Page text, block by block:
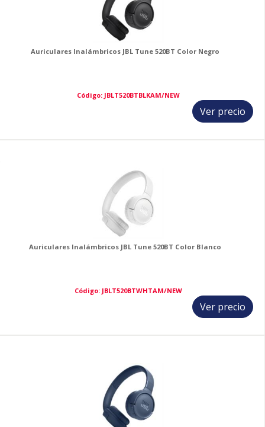
Auriculares Inalámbricos JBL Tune 520BT Color Negro
Código: JBLT520BTBLKAM/NEW
Ver precio
Auriculares Inalámbricos JBL Tune 520BT Color Blanco
Código: JBLT520BTWHTAM/NEW
Ver precio